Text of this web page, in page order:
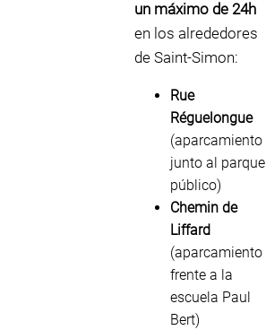
un máximo de 24h
en los alrededores
de Saint‑Simon:
Rue
Réguelongue
(aparcamiento
junto al parque
público)
Chemin de
Liffard
(aparcamiento
frente a la
escuela Paul
Bert)